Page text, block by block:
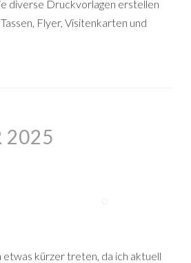
diverse Druckvorlagen erstellen
Flyer, Visitenkarten und
2025
etwas kürzer treten, da ich aktuell